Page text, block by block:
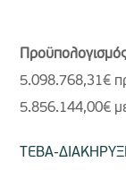
5.098.768,31€
5.856.144,00€
TEBA-